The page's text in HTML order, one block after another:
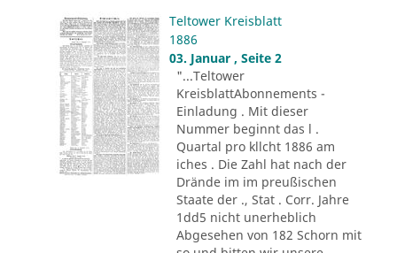
Teltower Kreisblatt
1886
03. Januar , Seite 2
"...Teltower
KreisblattAbonnements -
Einladung . Mit dieser
Nummer beginnt das l .
Quartal pro kllcht 1886 am
iches . Die Zahl hat nach der
Drände im im preußischen
Staate der ., Stat . Corr. Jahre
1dd5 nicht unerheblich
Abgesehen von 182 Schorn mit